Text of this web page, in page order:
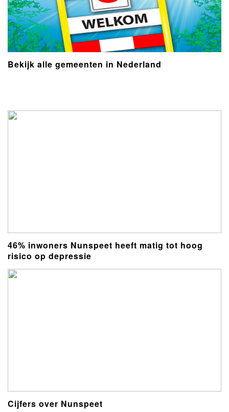
Bekijk alle gemeenten in Nederland
46% inwoners Nunspeet heeft matig tot hoog
risico op depressie
Cijfers over Nunspeet